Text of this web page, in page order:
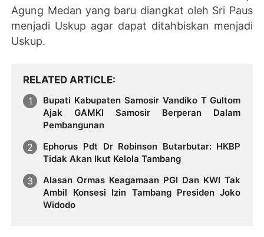
Agung Medan yang baru diangkat oleh Sri Paus
menjadi Uskup agar dapat ditahbiskan menjadi
Uskup.
RELATED ARTICLE
Bupati Kabupaten Samosir Vandiko T Gultom
Ajak GAMKI Samosir Berperan Dalam
Pembangunan
Ephorus Pdt Dr Robinson Butarbutar: HKBP
Tidak Akan Ikut Kelola Tambang
Alasan Ormas Keagamaan PGI Dan KWI Tak
Ambil Konsesi Izin Tambang Presiden Joko
Widodo